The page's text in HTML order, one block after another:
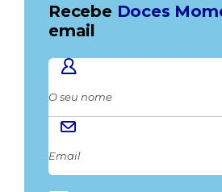
Recebe Doces
email